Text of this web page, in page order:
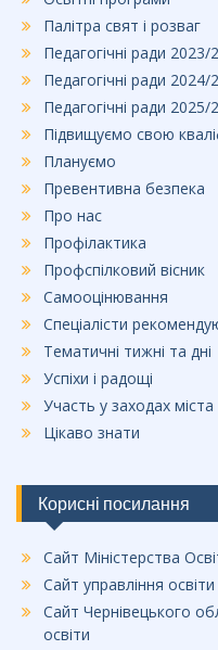
Палітра свят і розваг
Педагогічні ради 2023/
Педагогічні ради 2024/
Педагогічні ради 2025/
Підвищуємо свою
Плануємо
Превентивна безпека
Про нас
Профілактика
Профспілковий вісник
Самооцінювання
Спеціалісти
Тематичні тижні та дні
Успіхи і радощі
Участь у заходах міста
Цікаво знати
Корисні посилання
Сайт Міністерства
Сайт управління
Сайт Чернівецького
освіти